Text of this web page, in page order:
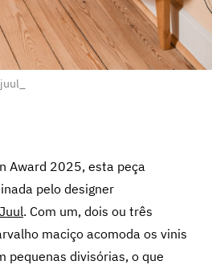
Award 2025, esta peça
pelo designer
. Com um, dois ou três
maciço acomoda os vinis
pequenas divisórias, o que